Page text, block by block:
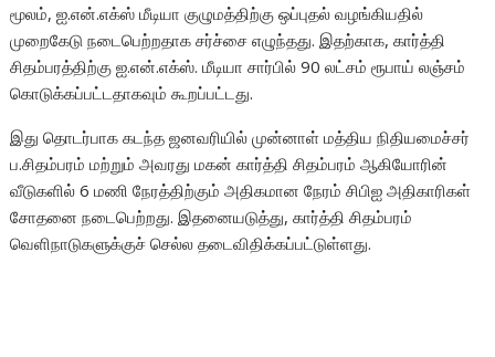
மூலம், ஐ.என்.எக்ஸ் மீடியா குழுமத்திற்கு ஒப்புதல் வழங்கியதில்
முறைகேடு நடைபெற்றதாக சர்ச்சை எழுந்தது. இதற்காக, கார்த்தி
சிதம்பரத்திற்கு ஐ.என்.எக்ஸ். மீடியா சார்பில் 90 லட்சம் ரூபாய் லஞ்சம்
கொடுக்கப்பட்டதாகவும் கூறப்பட்டது.
இது தொடர்பாக கடந்த ஜனவரியில் முன்னாள் மத்திய நிதியமைச்சர்
ப.சிதம்பரம் மற்றும் அவரது மகன் கார்த்தி சிதம்பரம் ஆகியோரின்
வீடுகளில் 6 மணி நேரத்திற்கும் அதிகமான நேரம் சிபிஐ அதிகாரிகள்
சோதனை நடைபெற்றது. இதனையடுத்து, கார்த்தி சிதம்பரம்
வெளிநாடுகளுக்குச் செல்ல தடைவிதிக்கப்பட்டுள்ளது.